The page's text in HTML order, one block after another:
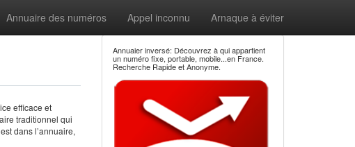
Annuaire des numéros Appel inconnu Arnaque à éviter
efficace et
traditionnel qui
dans l’annuaire,
Annuaier inversé: Découvrez à qui appartient
un numéro fixe, portable, mobile...en France.
Recherche Rapide et Anonyme.